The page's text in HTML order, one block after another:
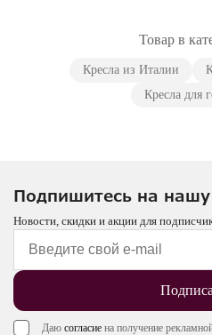
Товар в
Кресла из Италии
Кресла для
Подпишитесь на
Новости, скидки и акции для
Даю согласие на получение